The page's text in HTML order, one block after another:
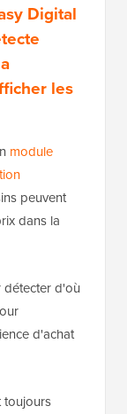
Digital
les
module
peuvent
dans la
détecter d'où
d'achat
toujours